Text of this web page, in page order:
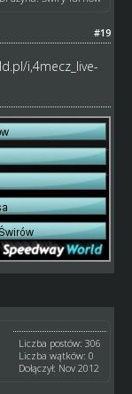
#19
i,4mecz_live-
Liczba postów: 306
Liczba wątków: 0
Dołączył: Nov 2012